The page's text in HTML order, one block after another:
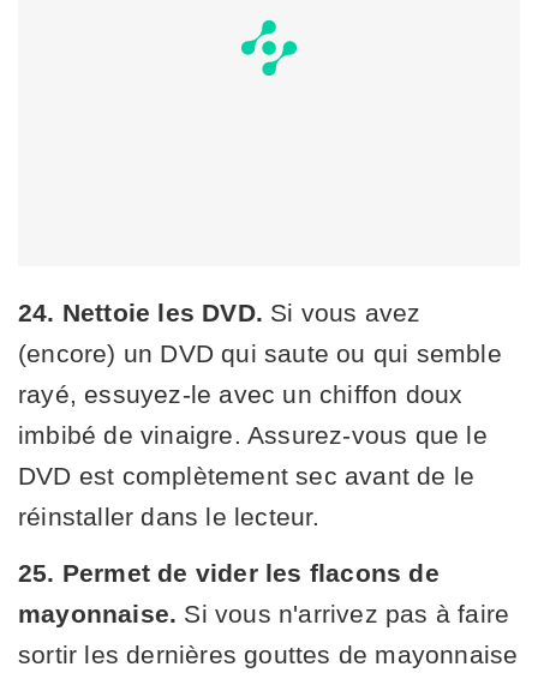
24. Nettoie les DVD. Si vous avez
(encore) un DVD qui saute ou qui semble
rayé, essuyez-le avec un chiffon doux
imbibé de vinaigre. Assurez-vous que le
DVD est complètement sec avant de le
réinstaller dans le lecteur.
25. Permet de vider les flacons de
mayonnaise. Si vous n'arrivez pas à faire
sortir les dernières gouttes de mayonnaise